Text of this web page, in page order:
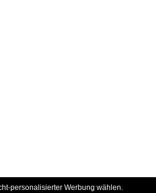
personalisierter Werbung wählen.